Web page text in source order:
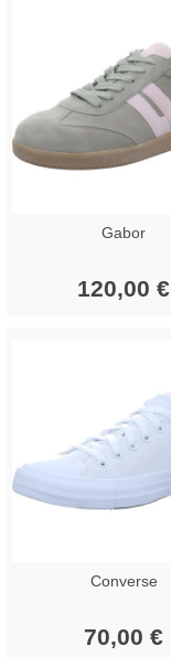
Gabor
120,00 €
Converse
70,00 €